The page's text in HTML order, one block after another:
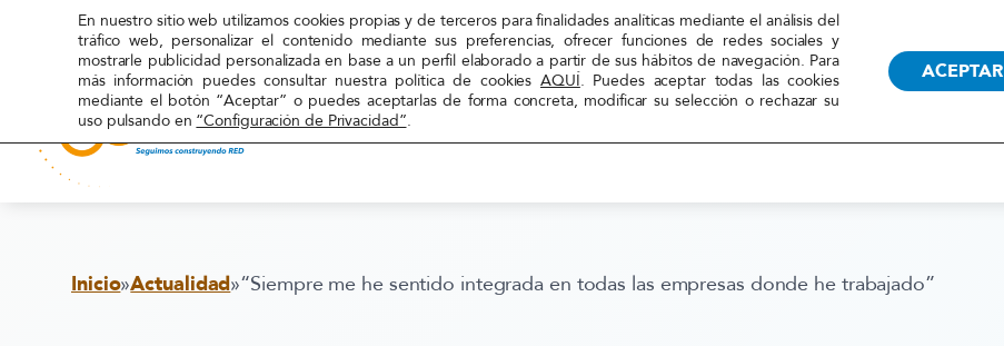
TRANSPARENCIA
Red
Acoge
Inicio»Actualidad»“Siempre me he sentido integrada en todas las empresas donde he trabajado”
En nuestro sitio web utilizamos cookies propias y de terceros para finalidades analíticas mediante el análisis del
tráfico web, personalizar el contenido mediante sus preferencias, ofrecer funciones de redes sociales y
mostrarle publicidad personalizada en base a un perfil elaborado a partir de sus hábitos de navegación. Para
más información puedes consultar nuestra política de cookiesAQUÍ. Puedes aceptar todas las cookies
mediante el botón “Aceptar” o puedes aceptarlas de forma concreta, modificar su selección o rechazar su
uso pulsando en “Configuración de Privacidad”.
ACEPTAR